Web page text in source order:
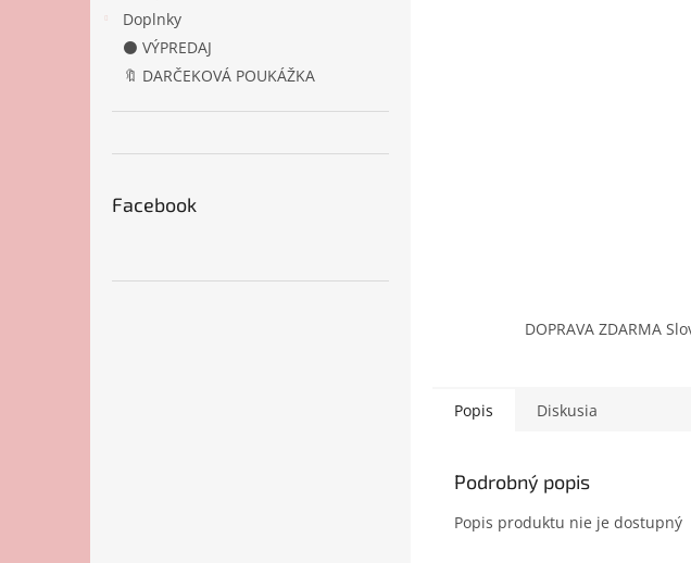
Doplnky
⚫ VÝPREDAJ
🔖 DARČEKOVÁ POUKÁŽKA
Facebook
DOPRAVA ZDARMA
Popis Diskusia
Podrobný popis
Popis produktu nie je dostupný